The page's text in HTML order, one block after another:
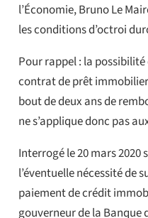
l’Économie, Bruno Le
les conditions d’octroi
Pour rappel : la
contrat de prêt
bout de deux ans de
ne s’applique donc pas
Interrogé le 20 mars 2020
l’éventuelle nécessité de
paiement de crédit
gouverneur de la Banque